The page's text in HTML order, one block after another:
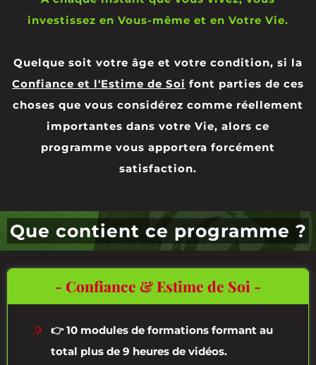
investissez en Vous-même et en Votre Vie.
Quelque soit votre âge et votre condition, si la
Confiance et l'Estime de Soi font parties de ces
choses que vous considérez comme réellement
importantes dans votre Vie, alors ce
programme vous apportera forcément
satisfaction.
Que contient ce programme ?
- Confiance & Estime de Soi -
👉 10 modules de formations formant au
total plus de 9 heures de vidéos.